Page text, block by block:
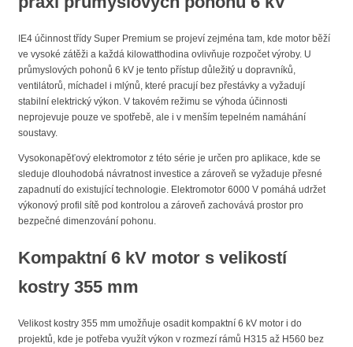
IE4 účinnost třídy Super Premium se projeví zejména tam, kde motor běží
ve vysoké zátěži a každá kilowatthodina ovlivňuje rozpočet výroby. U
průmyslových pohonů 6 kV je tento přístup důležitý u dopravníků,
ventilátorů, míchadel i mlýnů, které pracují bez přestávky a vyžadují
stabilní elektrický výkon. V takovém režimu se výhoda účinnosti
neprojevuje pouze ve spotřebě, ale i v menším tepelném namáhání
soustavy.
Vysokonapěťový elektromotor z této série je určen pro aplikace, kde se
sleduje dlouhodobá návratnost investice a zároveň se vyžaduje přesné
zapadnutí do existující technologie. Elektromotor 6000 V pomáhá udržet
výkonový profil sítě pod kontrolou a zároveň zachovává prostor pro
bezpečné dimenzování pohonu.
Kompaktní 6 kV motor s velikostí
kostry 355 mm
Velikost kostry 355 mm umožňuje osadit kompaktní 6 kV motor i do
projektů, kde je potřeba využít výkon v rozmezí rámů H315 až H560 bez